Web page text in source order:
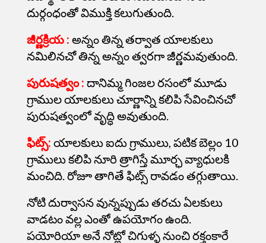
దుర్గంధంతో విముక్తి కలుగుతుంది.
జీర్ణక్రియ : అన్నం తిన్న తర్వాత యాలకులు
నమిలినచో తిన్న అన్నంత్వరగా జీర్ణమవుతుంది.
పురుషత్వం : దానిమ్మ గింజల రసంలో మూడు
గ్రాముల యాలకులు చూర్ణాన్ని కలిపి సేవించినచో
పురుషత్వంలో వృద్ధి అవుతుంది.
ఫిట్స్: యాలకులు ఐదు గ్రాములు, పటిక బెల్లం 10
గ్రాములు కలిపినూరి త్రాగిస్తే మూర్ఛ వ్యాధులకి
మంచిది. రోజూ తాగితే ఫిట్స్ రావడం తగ్గుతాయి.
నోటి దుర్వాసన వున్నప్పుడు తరచు ఏలకులు
వాడటం వల్ల ఎంతో ఉపయోగం ఉంది.
పయోరియా అనే నోట్లో చిగుళ్ళ నుంచి రక్తంకారే